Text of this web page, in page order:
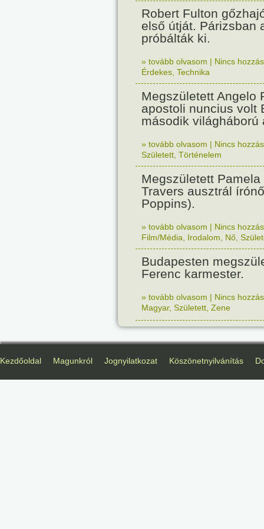
Robert Fulton
első útját. Párizsban
próbálták ki.
» tovább olvasom | Nincs
Érdekes Technika
Megszületett Angelo
apostoli nuncius volt
második világháború
» tovább olvasom | Nincs
Született Történelem
Megszületett Pamela
Travers ausztrál
Poppins).
» tovább olvasom | Nincs
Film/Média
Irodalom Nő
Budapesten
Ferenc karmester.
» tovább olvasom | Nincs
Magyar, Született Zene
Kezdőoldal Magunkról Jognyilatkozat Köszönetnyilvánítás